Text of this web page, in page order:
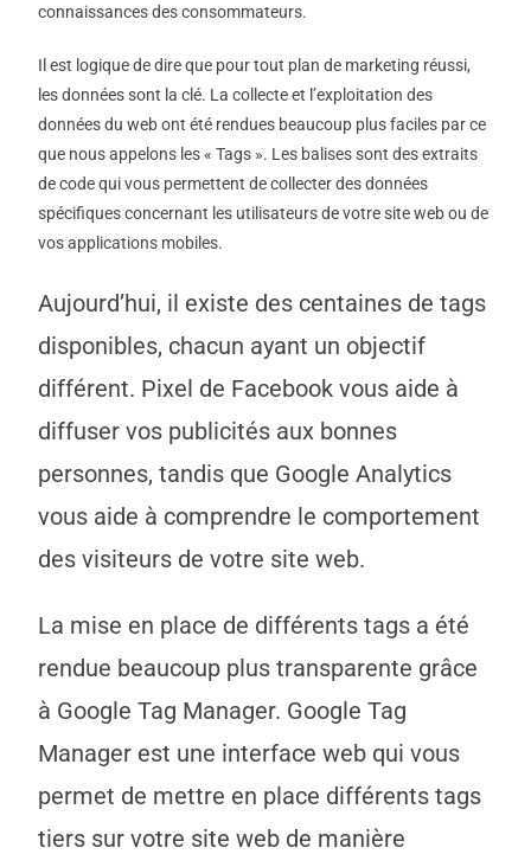
connaissances des consommateurs.
Il est logique de dire que pour tout plan de marketing réussi,
les données sont la clé. La collecte et l’exploitation des
données du web ont été rendues beaucoup plus faciles par ce
que nous appelons les « Tags ». Les balises sont des extraits
de code qui vous permettent de collecter des données
spécifiques concernant les utilisateurs de votre site web ou de
vos applications mobiles.
Aujourd’hui, il existe des centaines de tags
disponibles, chacun ayant un objectif
différent. Pixel de Facebook vous aide à
diffuser vos publicités aux bonnes
personnes, tandis que Google Analytics
vous aide à comprendre le comportement
des visiteurs de votre site web.
La mise en place de différents tags a été
rendue beaucoup plus transparente grâce
à Google Tag Manager. Google Tag
Manager est une interface web qui vous
permet de mettre en place différents tags
tiers sur votre site web de manière